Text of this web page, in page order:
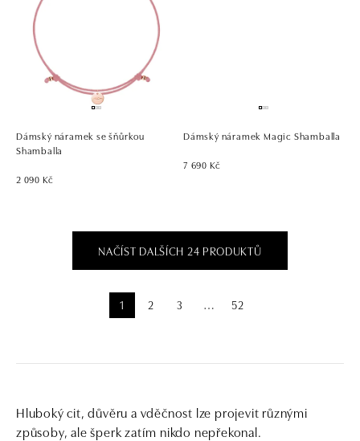
Dámský náramek se šňůrkou
Shamballa
2 090 Kč
Dámský náramek Magic Shamballa
7 690 Kč
NAČÍST DALŠÍCH 24 PRODUKTŮ
1 2 3 ⋯ 52
Hluboký cit, důvěru a vděčnost lze projevit různými
způsoby, ale šperk zatím nikdo nepřekonal.